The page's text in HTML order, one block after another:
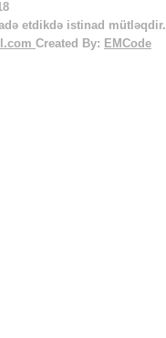
etdikdə istinad mütləqdir.
Created By: EMCode